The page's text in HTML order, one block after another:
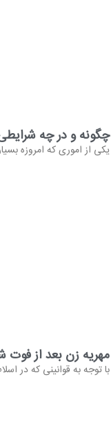
چگونه و در چه
یکی از اموری که امروزه
مهریه زن بعد از
با توجه به قوانینی که در